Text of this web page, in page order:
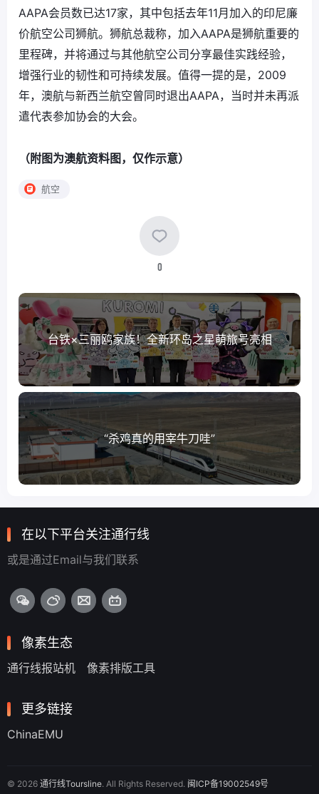
AAPA会员数已达17家，其中包括去年11月加入的印尼廉
价航空公司狮航。狮航总裁称，加入AAPA是狮航重要的
里程碑，并将通过与其他航空公司分享最佳实践经验，
增强行业的韧性和可持续发展。值得一提的是，2009
年，澳航与新西兰航空曾同时退出AAPA，当时并未再派
遣代表参加协会的大会。
（附图为澳航资料图，仅作示意）
航空
0
台铁×三丽鸥家族！全新环岛之星萌旅号亮相
“杀鸡真的用宰牛刀哇”
在以下平台关注通行线
或是通过Email与我们联系
像素生态
通行线报站机 像素排版工具
更多链接
ChinaEMU
© 2026 通行线Toursline. All Rights Reserved. 闽ICP备19002549号